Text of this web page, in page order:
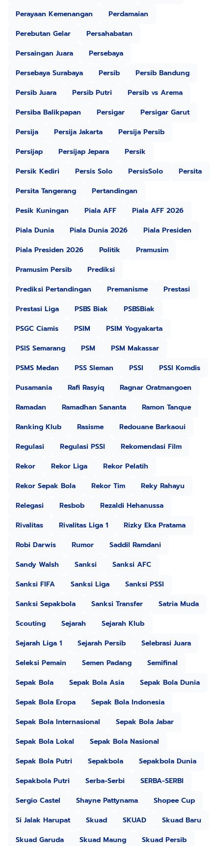
Perayaan Kemenangan
Perdamaian
Perebutan Gelar
Persahabatan
Persaingan Juara
Persebaya
Persebaya Surabaya
Persib
Persib Bandung
Persib Juara
Persib Putri
Persib vs Arema
Persiba Balikpapan
Persigar
Persigar Garut
Persija
Persija Jakarta
Persija Persib
Persijap
Persijap Jepara
Persik
Persik Kediri
Persis Solo PersisSolo
Persita
Persita Tangerang
Pertandingan
Pesik Kuningan
Piala AFF
Piala AFF 2026
Piala Dunia
Piala Dunia 2026
Piala Presiden
Piala Presiden 2026
Politik
Pramusim
Pramusim Persib
Prediksi
Prediksi Pertandingan
Premanisme
Prestasi
Prestasi Liga
PSBS Biak
PSBSBiak
PSGC Ciamis
PSIM
PSIM Yogyakarta
PSIS Semarang
PSM
PSM Makassar
PSMS Medan
PSS Sleman PSSI
PSSI Komdis
Pusamania
Rafi Rasyiq
Ragnar Oratmangoen
Ramadan
Ramadhan Sananta
Ramon Tanque
Ranking Klub
Rasisme
Redouane Barkaoui
Regulasi
Regulasi PSSI
Rekomendasi Film
Rekor
Rekor Liga
Rekor Pelatih
Rekor Sepak Bola
Rekor Tim
Reky Rahayu
Relegasi
Resbob
Rezaldi Hehanussa
Rivalitas
Rivalitas Liga 1
Rizky Eka Pratama
Robi Darwis
Rumor
Saddil Ramdani
Sandy Walsh
Sanksi
Sanksi AFC
Sanksi FIFA
Sanksi Liga
Sanksi PSSI
Sanksi Sepakbola
Sanksi Transfer
Satria Muda
Scouting
Sejarah
Sejarah Klub
Sejarah Liga 1
Sejarah Persib
Selebrasi Juara
Seleksi Pemain
Semen Padang
Semifinal
Sepak Bola
Sepak Bola Asia
Sepak Bola Dunia
Sepak Bola Eropa
Sepak Bola Indonesia
Sepak Bola Internasional
Sepak Bola Jabar
Sepak Bola Lokal
Sepak Bola Nasional
Sepak Bola Putri
Sepakbola
Sepakbola Dunia
Sepakbola Putri
Serba-Serbi
SERBA-SERBI
Sergio Castel
Shayne Pattynama
Shopee Cup
Si Jalak Harupat
Skuad SKUAD
Skuad Baru
Skuad Garuda
Skuad Maung
Skuad Persib